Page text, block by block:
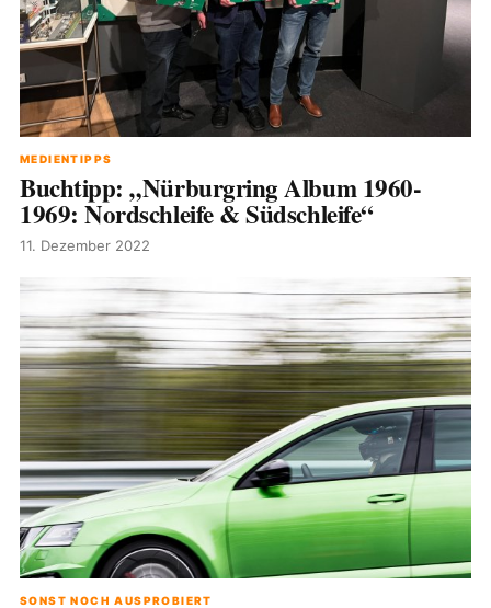
MEDIENTIPPS
Buchtipp: „Nürburgring Album 1960-
1969: Nordschleife & Südschleife“
11. Dezember 2022
SONST NOCH AUSPROBIERT